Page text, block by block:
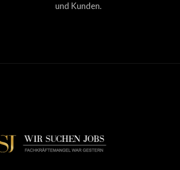
und Kunden.